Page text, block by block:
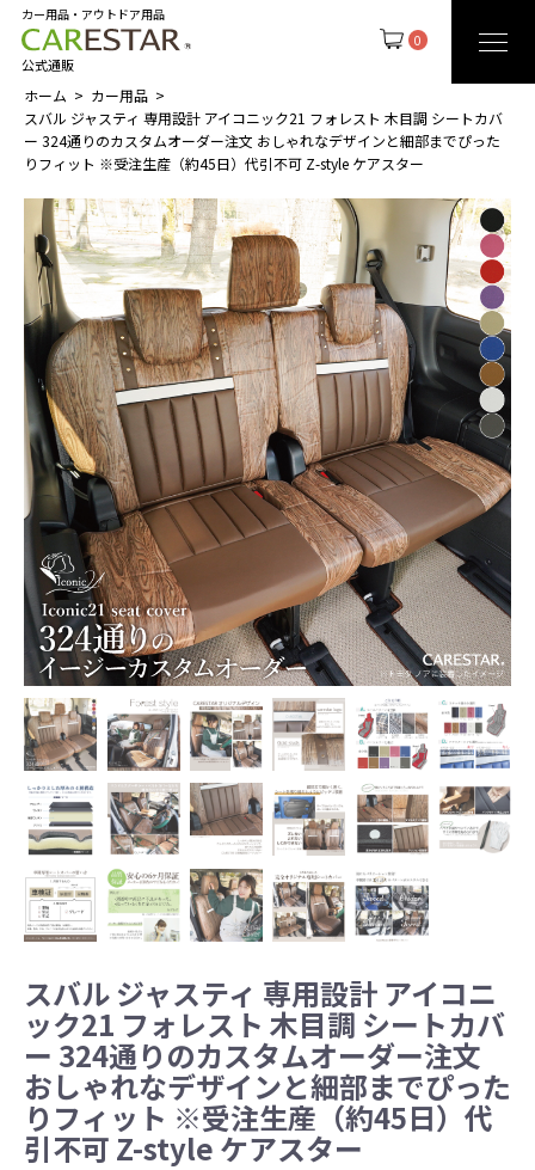
0
カー用品・アウトドア用品
公式通販
ホーム
カー用品
スバル ジャスティ 専用設計 アイコニック21 フォレスト 木目調 シートカバ
ー 324通りのカスタムオーダー注文 おしゃれなデザインと細部までぴった
りフィット ※受注生産（約45日）代引不可 Z-style ケアスター
スバル ジャスティ 専用設計 アイコニ
ック21 フォレスト 木目調 シートカバ
ー 324通りのカスタムオーダー注文
おしゃれなデザインと細部までぴった
りフィット ※受注生産（約45日）代
引不可 Z-style ケアスター